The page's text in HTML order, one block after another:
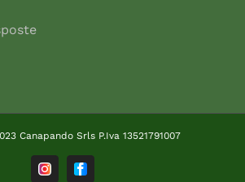
Canapando Srls P.Iva 13521791007
InstagramFacebook